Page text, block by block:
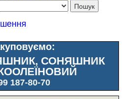
СОНЯШНИК
187-80-70